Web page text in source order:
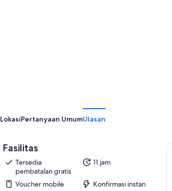
LokasiPertanyaan UmumUlasan
Fasilitas
Tersedia
pembatalan gratis
11 jam
Voucher mobile
Konfirmasi instan